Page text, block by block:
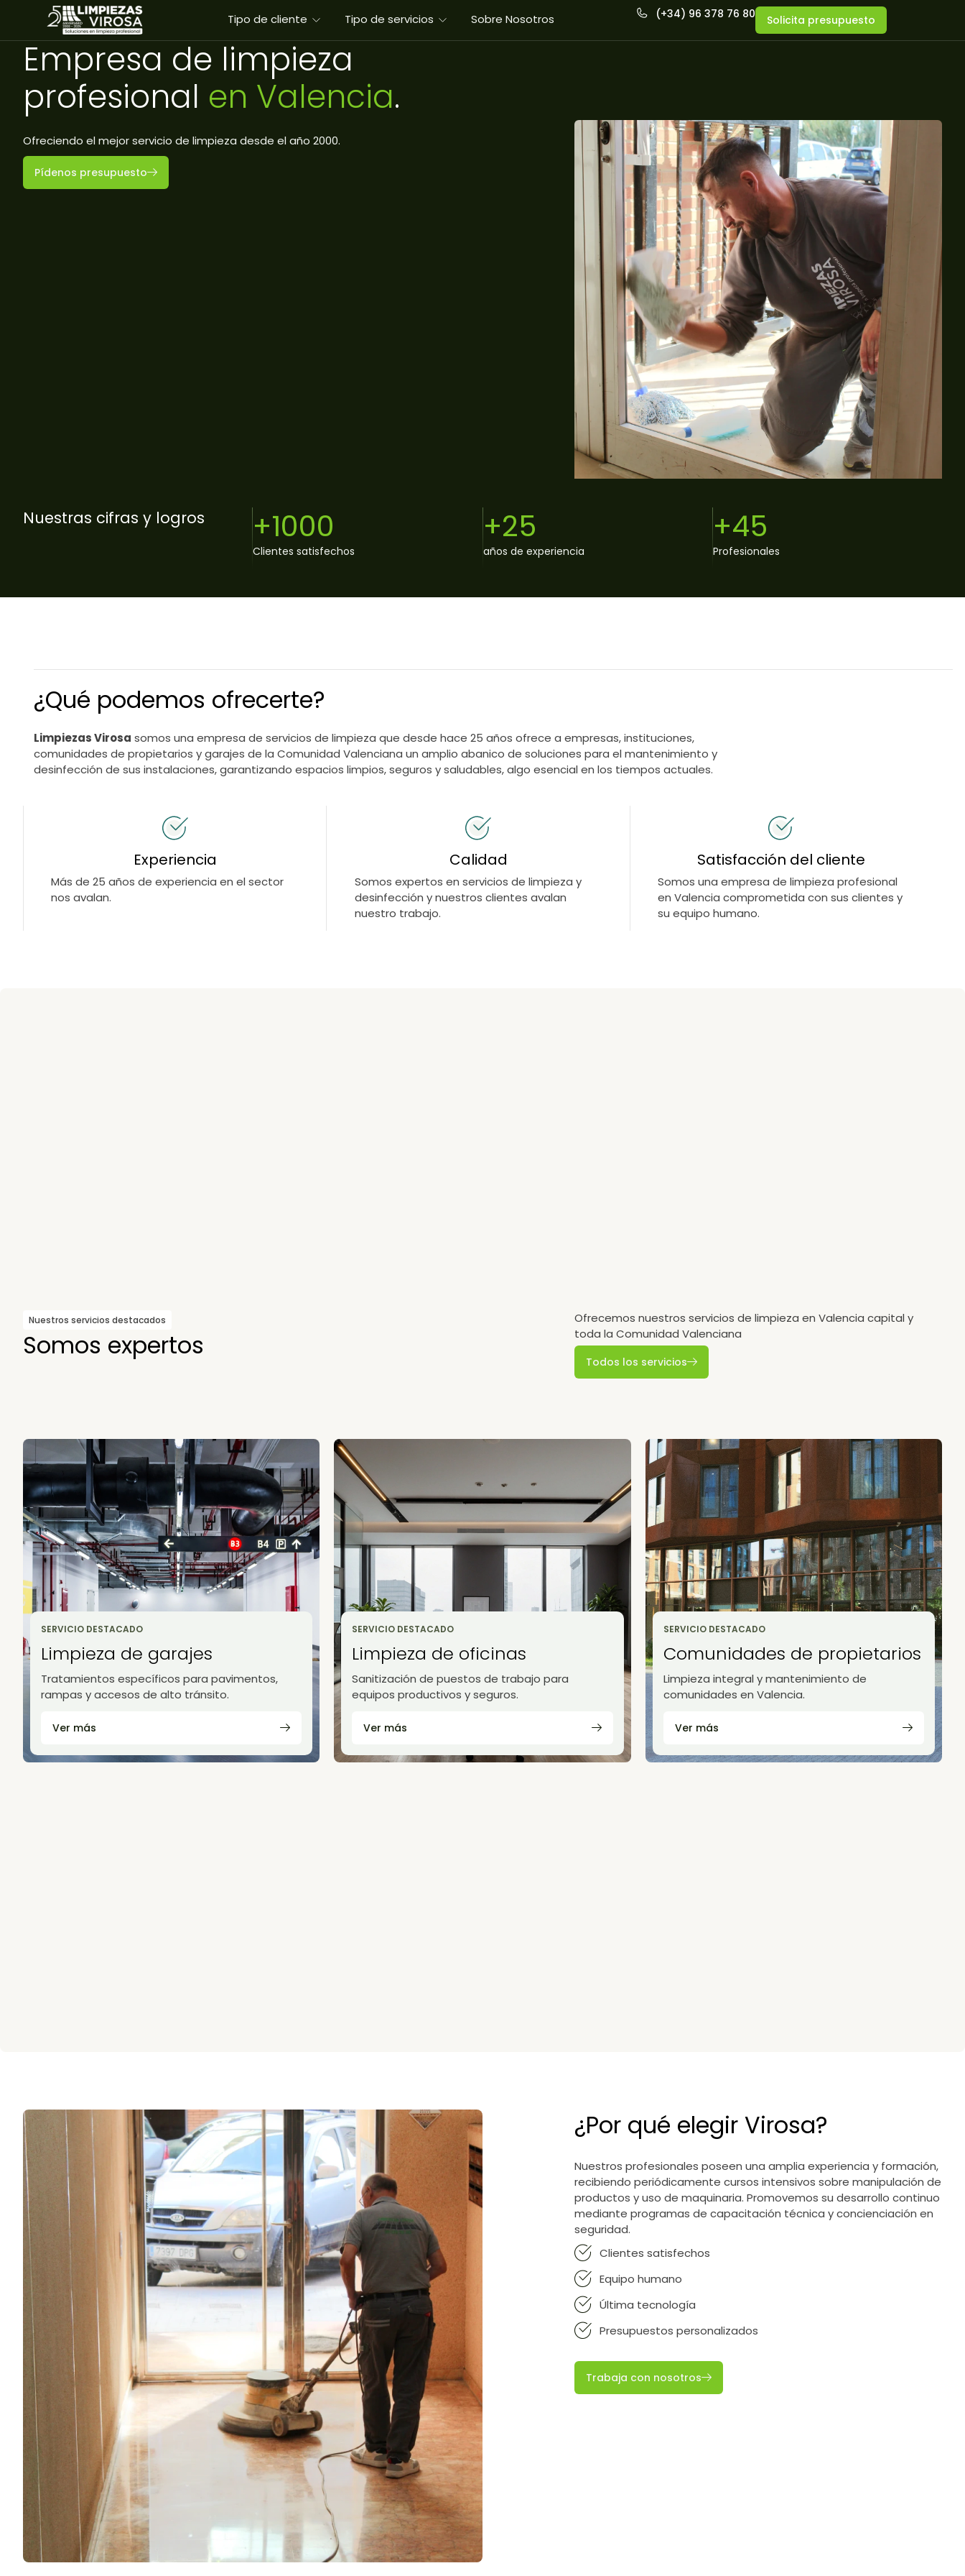
Tipo de cliente Tipo de servicios Sobre Nosotros (+34) 96 378 76 80 Solicita presupuesto
Empresa de limpieza
profesional en Valencia.
Ofreciendo el mejor servicio de limpieza desde el año 2000.
Pídenos presupuesto
Nuestras cifras y logros +1000
Clientes satisfechos
+25
años de experiencia
+45
Profesionales
¿Qué podemos ofrecerte?
Limpiezas Virosa somos una empresa de servicios de limpieza que desde hace 25 años ofrece a empresas, instituciones,
comunidades de propietarios y garajes de la Comunidad Valenciana un amplio abanico de soluciones para el mantenimiento y
desinfección de sus instalaciones, garantizando espacios limpios, seguros y saludables, algo esencial en los tiempos actuales.
Experiencia
Más de 25 años de experiencia en el sector
nos avalan.
Calidad
Somos expertos en servicios de limpieza y
desinfección y nuestros clientes avalan
nuestro trabajo.
Satisfacción del cliente
Somos una empresa de limpieza profesional
en Valencia comprometida con sus clientes y
su equipo humano.
Nuestros servicios destacados
Somos expertos
Ofrecemos nuestros servicios de limpieza en Valencia capital y
toda la Comunidad Valenciana
Todos los servicios
SERVICIO DESTACADO
Limpieza de garajes
Tratamientos específicos para pavimentos,
rampas y accesos de alto tránsito.
Ver más
SERVICIO DESTACADO
Limpieza de oficinas
Sanitización de puestos de trabajo para
equipos productivos y seguros.
Ver más
SERVICIO DESTACADO
Comunidades de propietarios
Limpieza integral y mantenimiento de
comunidades en Valencia.
Ver más
¿Por qué elegir Virosa?
Nuestros profesionales poseen una amplia experiencia y formación,
recibiendo periódicamente cursos intensivos sobre manipulación de
productos y uso de maquinaria. Promovemos su desarrollo continuo
mediante programas de capacitación técnica y concienciación en
seguridad.
Clientes satisfechos
Equipo humano
Última tecnología
Presupuestos personalizados
Trabaja con nosotros